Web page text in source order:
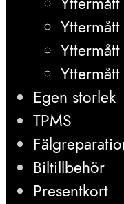
Egen storlek
TPMS
Biltillbehör
Presentkort